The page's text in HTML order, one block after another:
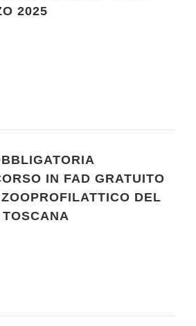
2025
IN FAD GRATUITO
DEL